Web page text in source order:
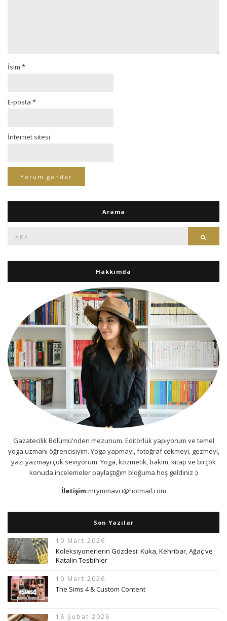
İsim *
E-posta *
İnternet sitesi
Arama
Hakkımda
Gazatecilik Bölümü'nden mezunum. Editörlük yapıyorum ve temel
yoga uzmanı öğrencisiyim. Yoga yapmayı, fotoğraf çekmeyi, gezmeyi,
yazı yazmayı çok seviyorum. Yoga, kozmetik, bakım, kitap ve birçok
konuda incelemeler paylaştığım bloğuma hoş geldiniz :)
İletişim:mrymmavci@hotmail.com
Son Yazılar
10 Mart 2026
Koleksiyonerlerin Gözdesi: Kuka, Kehribar, Ağaç ve
Katalin Tesbihler
10 Mart 2026
The Sims 4 & Custom Content
18 Şubat 2026